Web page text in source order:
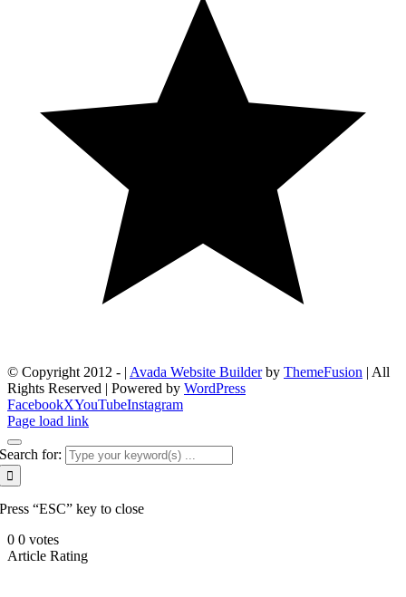
© Copyright 2012 - | Avada Website Builderby ThemeFusion | All
Rights Reserved | Powered by WordPress
FacebookXYouTubeInstagram
Page load link
Search for:
Press “ESC” key to close
0 0 votes
Article Rating